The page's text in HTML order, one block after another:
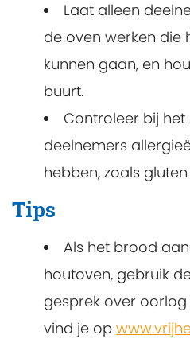
Laat alleen
de oven werken die
kunnen gaan, en
buurt.
Controleer bij
deelnemers
hebben, zoals
Tips
Als het brood
houtoven, gebruik
gesprek over oorlog
vind je op